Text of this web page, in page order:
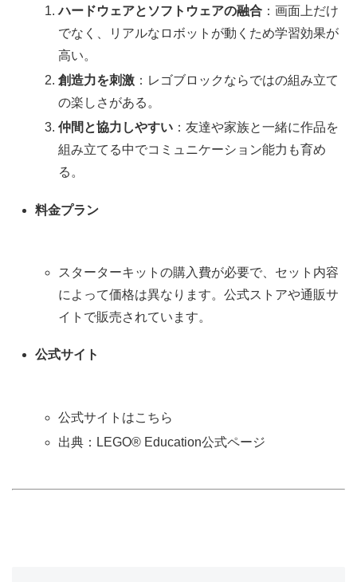
ハードウェアとソフトウェアの融合 ：画面上だけ
でなく、リアルなロボットが動くため学習効果が
高い。
創造力を刺激 ：レゴブロックならではの組み立て
の楽しさがある。
仲間と協力しやすい ：友達や家族と一緒に作品を
組み立てる中でコミュニケーション能力も育め
る。
料金プラン
スターターキットの購入費が必要で、セット内容
によって価格は異なります。公式ストアや通販サ
イトで販売されています。
公式サイト
公式サイトはこちら
出典：LEGO® Education公式ページ